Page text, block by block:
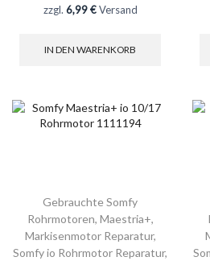
zzgl. 6,99 €Versand
IN DEN WARENKORB
Gebrauchte Somfy
Rohrmotoren, Maestria+,
Markisenmotor Reparatur,
Somfy io Rohrmotor Reparatur,